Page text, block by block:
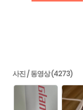
사진 / 동영상 (4273)